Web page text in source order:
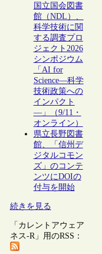
国立国会図書
館（NDL）、
科学技術に関
する調査プロ
ジェクト2026
シンポジウム
「AI for
Science―科学
技術政策への
インパクト
―」（9/11・
オンライン）
県立長野図書
館、「信州デ
ジタルコモン
ズ」のコンテ
ンツにDOIの
付与を開始
続きを見る
「カレントアウェア
ネス-R」用のRSS：